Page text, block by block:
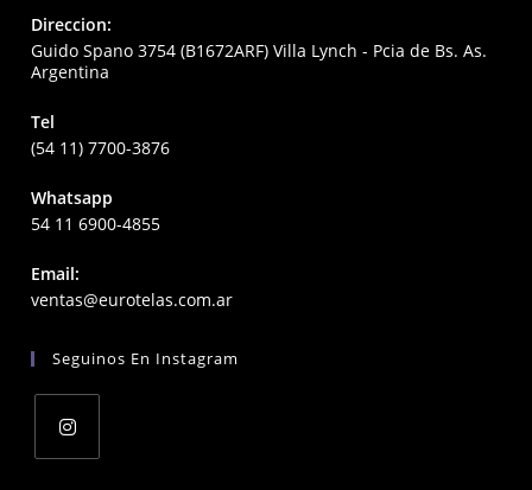
Direccion:
Guido Spano 3754 (B1672ARF) Villa Lynch - Pcia de Bs. As.
Argentina
Tel
(54 11) 7700-3876
Whatsapp
54 11 6900-4855
Email:
ventas@eurotelas.com.arOpens
application
Seguinos En Instagram